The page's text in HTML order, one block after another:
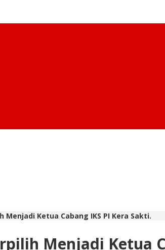
Ketua Cabang IKS PI Kera Sakti.
Menjadi Ketua